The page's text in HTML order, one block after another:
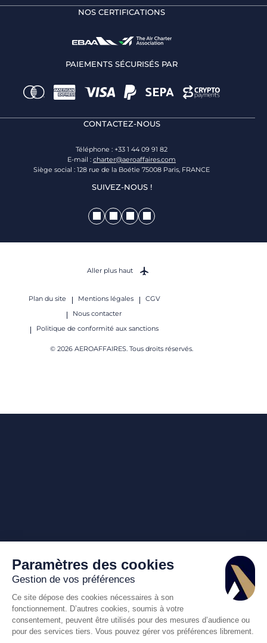
NOS CERTIFICATIONS
PAIEMENTS SÉCURISÉS PAR
CONTACTEZ-NOUS
Téléphone : +33 1 44 09 91 82
E-mail : charter@aeroaffaires.com
Siège social : 128 rue de la Boétie 75008 Paris, FRANCE
SUIVEZ-NOUS !
Plan du site Mentions légales
CGV
Nous contacter
Politique de conformité aux sanctions
© 2026 AEROAFFAIRES. Tous droits réservés.
Aller plus haut
Paramètres des cookies
Gestion de vos préférences
Ce site dépose des cookies nécessaires à son
fonctionnement. D’autres cookies, soumis à votre
consentement, peuvent être utilisés pour des mesures d’audience ou
pour des services tiers. Vous pouvez gérer vos préférences librement.